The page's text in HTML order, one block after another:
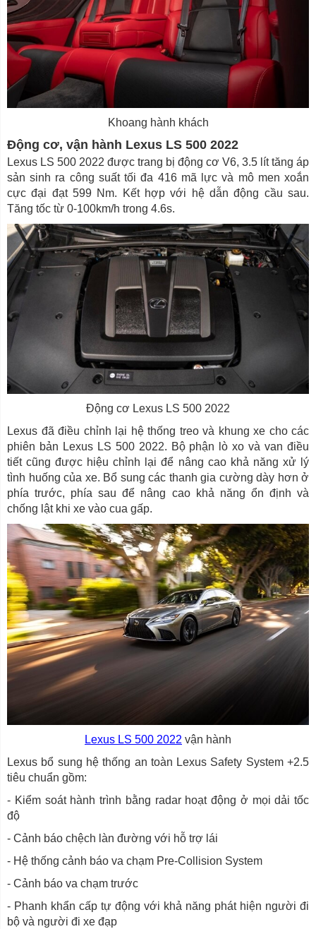
Khoang hành khách
Động cơ, vận hành Lexus LS 500 2022
Lexus LS 500 2022 được trang bị động cơ V6, 3.5 lít tăng áp
sản sinh ra công suất tối đa 416 mã lực và mô men xoắn
cực đại đạt 599 Nm. Kết hợp với hệ dẫn động cầu sau.
Tăng tốc từ 0-100km/h trong 4.6s.
Động cơ Lexus LS 500 2022
Lexus đã điều chỉnh lại hệ thống treo và khung xe cho các
phiên bản Lexus LS 500 2022. Bộ phận lò xo và van điều
tiết cũng được hiệu chỉnh lại để nâng cao khả năng xử lý
tình huống của xe. Bổ sung các thanh gia cường dày hơn ở
phía trước, phía sau để nâng cao khả năng ổn định và
chống lật khi xe vào cua gấp.
Lexus LS 500 2022 vận hành
Lexus bổ sung hệ thống an toàn Lexus Safety System +2.5
tiêu chuẩn gồm:
- Kiểm soát hành trình bằng radar hoạt động ở mọi dải tốc
độ
- Cảnh báo chệch làn đường với hỗ trợ lái
- Hệ thống cảnh báo va chạm Pre-Collision System
- Cảnh báo va chạm trước
- Phanh khẩn cấp tự động với khả năng phát hiện người đi
bộ và người đi xe đạp